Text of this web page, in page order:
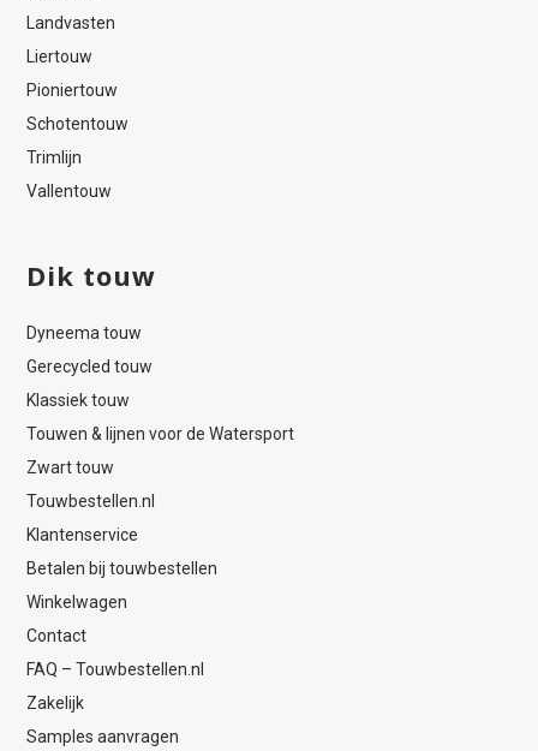
Landvasten
Liertouw
Pioniertouw
Schotentouw
Trimlijn
Vallentouw
Dik touw
Dyneema touw
Gerecycled touw
Klassiek touw
Touwen & lijnen voor de Watersport
Zwart touw
Touwbestellen.nl
Klantenservice
Betalen bij touwbestellen
Winkelwagen
Contact
FAQ – Touwbestellen.nl
Zakelijk
Samples aanvragen